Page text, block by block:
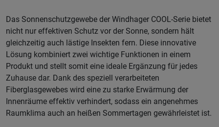
Das Sonnenschutzgewebe der Windhager COOL-Serie bietet
nicht nur effektiven Schutz vor der Sonne, sondern hält
gleichzeitig auch lästige Insekten fern. Diese innovative
Lösung kombiniert zwei wichtige Funktionen in einem
Produkt und stellt somit eine ideale Ergänzung für jedes
Zuhause dar. Dank des speziell verarbeiteten
Fiberglasgewebes wird eine zu starke Erwärmung der
Innenräume effektiv verhindert, sodass ein angenehmes
Raumklima auch an heißen Sommertagen gewährleistet ist.